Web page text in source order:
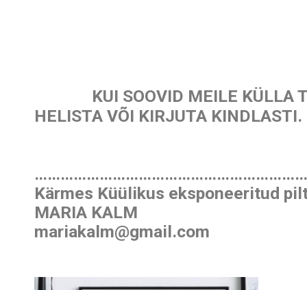
KUI SOOVID MEILE KÜLLA
HELISTA VÕI KIRJUTA KINDLASTI.
Kärmes Küülikus eksponeeritud
MARIA KALM
mariakalm@gmail.com